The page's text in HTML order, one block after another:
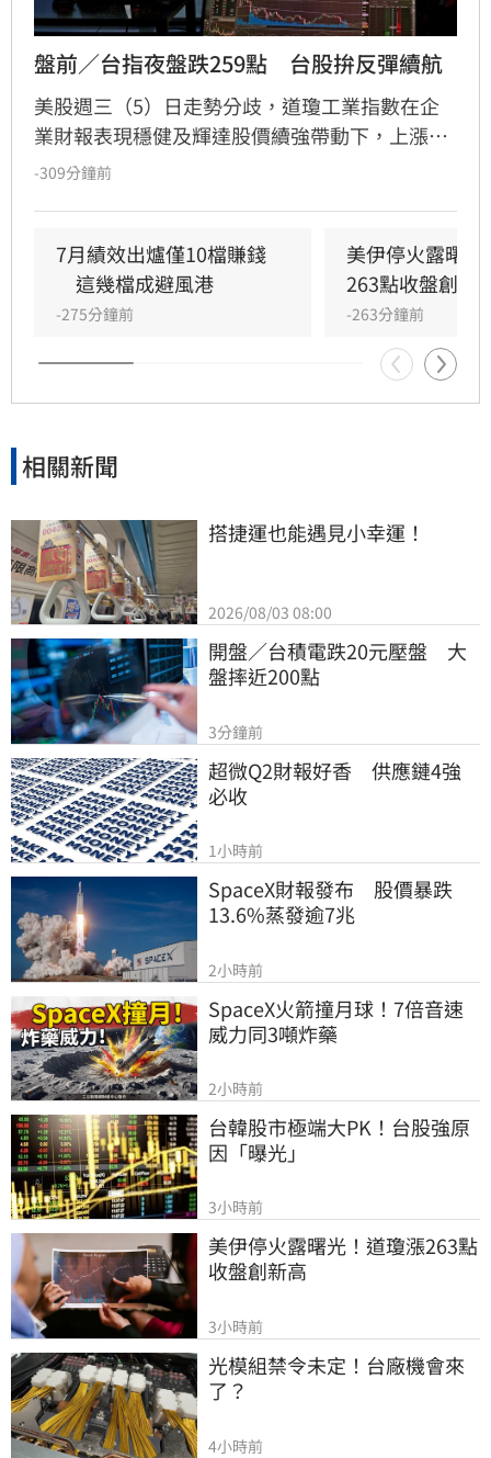
盤前／台指夜盤跌259點　台股拚反彈續航
美股週三（5）日走勢分歧，道瓊工業指數在企
業財報表現穩健及輝達股價續強帶動下，上漲
263.24點、連續第五個交易日收紅並改寫歷史收
體指數更下跌1.40%。受到美股半導體族群轉弱
影響，台指期夜盤下跌259點，台積電期貨盤後
下跌17元，加上融資增加23.58億元，台股今
（6）日開盤拚延續反彈氣勢，電子權值股恐面
臨較大壓力，指數將呈現震盪整理格局。
-309分鐘前
7月績效出爐僅10檔賺錢
這幾檔成避風港
-275分鐘前
美伊停火露曙
263點收盤創新
-263分鐘前
相關新聞
搭捷運也能遇見小幸運！
2026/08/03 08:00
開盤／台積電跌20元壓盤　大
盤摔近200點
3分鐘前
超微Q2財報好香　供應鏈4強
必收
1小時前
SpaceX財報發布　股價暴跌
13.6%蒸發逾7兆
2小時前
SpaceX火箭撞月球！7倍音速
威力同3噸炸藥
2小時前
台韓股市極端大PK！台股強原
因「曝光」
3小時前
美伊停火露曙光！道瓊漲263點
收盤創新高
3小時前
光模組禁令未定！台廠機會來
了？
4小時前